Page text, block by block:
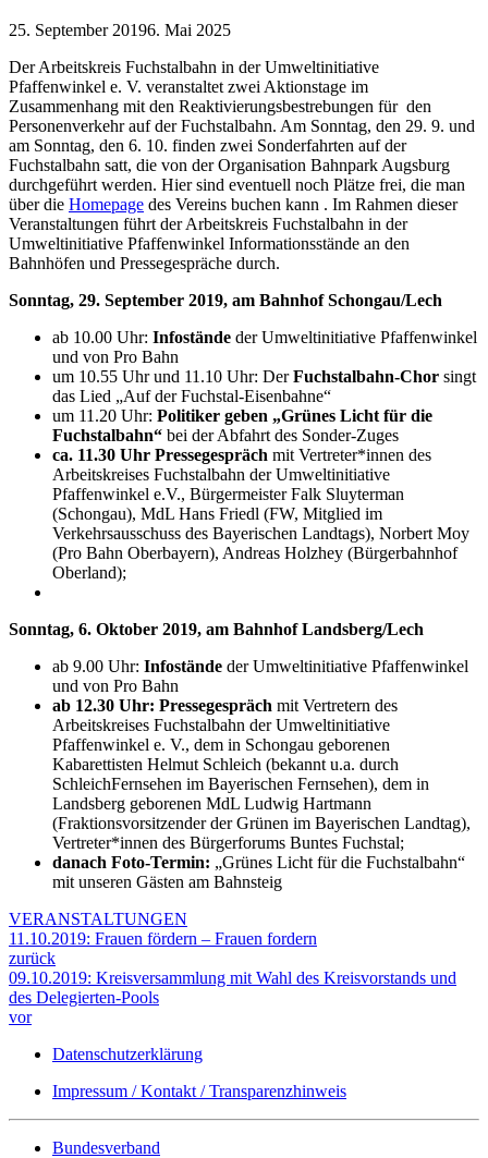
25. September 20196. Mai 2025
Der Arbeitskreis Fuchstalbahn in der Umweltinitiative
Pfaffenwinkel e. V. veranstaltet zwei Aktionstage im
Zusammenhang mit den Reaktivierungsbestrebungen für den
Personenverkehr auf der Fuchstalbahn. Am Sonntag, den 29. 9. und
am Sonntag, den 6. 10. finden zwei Sonderfahrten auf der
Fuchstalbahn satt, die von der Organisation Bahnpark Augsburg
durchgeführt werden. Hier sind eventuell noch Plätze frei, die man
über die Homepage des Vereins buchen kann . Im Rahmen dieser
Veranstaltungen führt der Arbeitskreis Fuchstalbahn in der
Umweltinitiative Pfaffenwinkel Informationsstände an den
Bahnhöfen und Pressegespräche durch.
Sonntag, 29. September 2019, am Bahnhof Schongau/Lech
ab 10.00 Uhr: Infostände der Umweltinitiative Pfaffenwinkel
und von Pro Bahn
um 10.55 Uhr und 11.10 Uhr: DerFuchstalbahn-Chor singt
das Lied „Auf der Fuchstal-Eisenbahne“
um 11.20 Uhr: Politiker geben „Grünes Licht für die
Fuchstalbahn“ bei der Abfahrt des Sonder-Zuges
ca. 11.30 Uhr Pressegespräch mit Vertreter*innen des
Arbeitskreises Fuchstalbahn der Umweltinitiative
Pfaffenwinkel e.V., Bürgermeister Falk Sluyterman
(Schongau), MdL Hans Friedl (FW, Mitglied im
Verkehrsausschuss des Bayerischen Landtags), Norbert Moy
(Pro Bahn Oberbayern), Andreas Holzhey (Bürgerbahnhof
Oberland);
Sonntag, 6. Oktober 2019, am Bahnhof Landsberg/Lech
ab 9.00 Uhr: Infostände der Umweltinitiative Pfaffenwinkel
und von Pro Bahn
ab 12.30 Uhr: Pressegespräch mit Vertretern des
Arbeitskreises Fuchstalbahn der Umweltinitiative
Pfaffenwinkel e. V., dem in Schongau geborenen
Kabarettisten Helmut Schleich (bekannt u.a. durch
SchleichFernsehen im Bayerischen Fernsehen), dem in
Landsberg geborenen MdL Ludwig Hartmann
(Fraktionsvorsitzender der Grünen im Bayerischen Landtag),
Vertreter*innen des Bürgerforums Buntes Fuchstal;
danach Foto-Termin: „Grünes Licht für die Fuchstalbahn“
mit unseren Gästen am Bahnsteig
VERANSTALTUNGEN
11.10.2019: Frauen fördern – Frauen fordern
zurück
09.10.2019: Kreisversammlung mit Wahl des Kreisvorstands und
des Delegierten-Pools
vor
Datenschutzerklärung
Impressum / Kontakt / Transparenzhinweis
Bundesverband